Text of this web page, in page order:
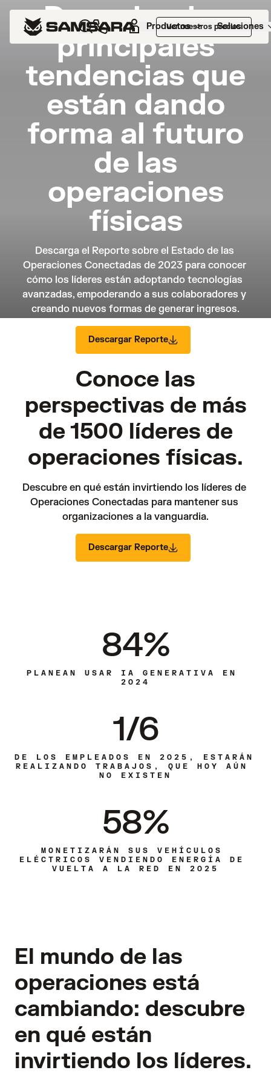
Productos Soluciones
Ver nuestros precios
Descubre las
principales
tendencias que
están dando
forma al futuro
de las
operaciones
físicas
Descarga el Reporte sobre el Estado de las
Operaciones Conectadas de 2023 para conocer
cómo los líderes están adoptando tecnologías
avanzadas, empoderando a sus colaboradores y
creando nuevos formas de generar ingresos.
Descargar Reporte
Conoce las
perspectivas de más
de 1500 líderes de
operaciones físicas.
Descubre en qué están invirtiendo los líderes de
Operaciones Conectadas para mantener sus
organizaciones a la vanguardia.
Descargar Reporte
84%
PLANEAN USAR IA GENERATIVA EN
2024
1/6
DE LOS EMPLEADOS EN 2025, ESTARÁN
REALIZANDO TRABAJOS, QUE HOY AÚN
NO EXISTEN
58%
MONETIZARÁN SUS VEHÍCULOS
ELÉCTRICOS VENDIENDO ENERGÍA DE
VUELTA A LA RED EN 2025
El mundo de las
operaciones está
cambiando: descubre
en qué están
invirtiendo los líderes.